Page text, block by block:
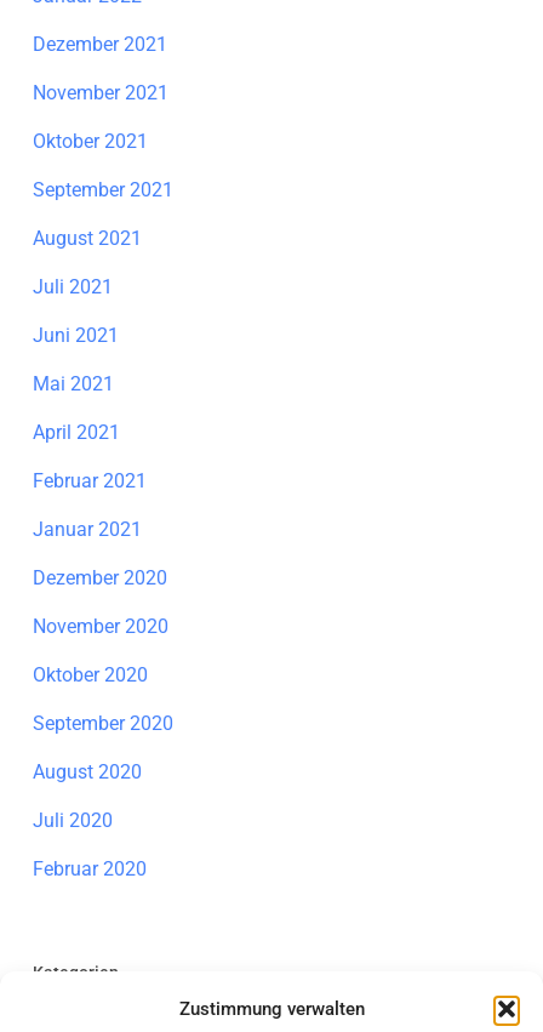
Zustimmung verwalten
Dezember 2021
November 2021
Oktober 2021
September 2021
August 2021
Juli 2021
Juni 2021
Mai 2021
April 2021
Februar 2021
Januar 2021
Dezember 2020
November 2020
Oktober 2020
September 2020
August 2020
Juli 2020
Februar 2020
Kategorien